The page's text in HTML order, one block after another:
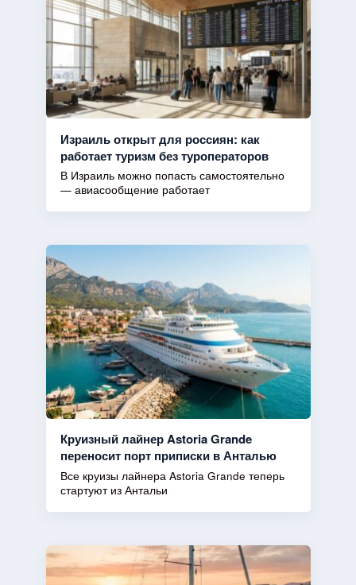
Израиль открыт для россиян: как
работает туризм без туроператоров
В Израиль можно попасть самостоятельно
— авиасообщение работает
Круизный лайнер Astoria Grande
переносит порт приписки в Анталью
Все круизы лайнера Astoria Grande теперь
стартуют из Антальи